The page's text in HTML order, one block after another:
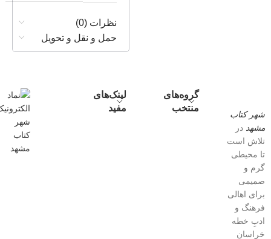
نظرات (0)
حمل و نقل و تحویل
شهر کتاب
مشهد در
تلاش است
تا محیطی
گرم و
صمیمی
برای اهالی
فرهنگ و
ادبِ خطه
خراسان
گروه‌های
منتخب
لینک‌های
مفید